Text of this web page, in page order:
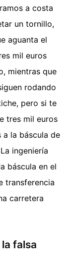
a costa
un tornillo,
aguanta el
mil euros
mientras que
rodando
pero si te
tres mil euros
la báscula de
ingeniería
báscula en el
transferencia
carretera
falsa